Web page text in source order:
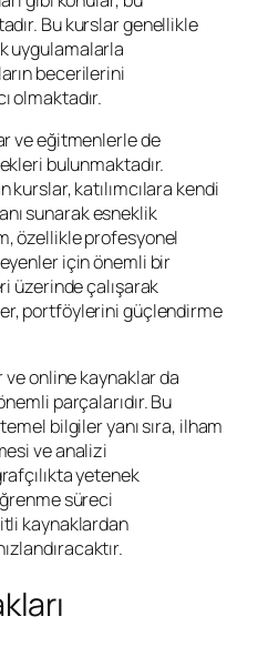
Bu kurslar genellikle
uygulamalarla
becerilerini
olmaktadır.
ve eğitmenlerle de
bulunmaktadır.
kurslar, katılımcılara kendi
sunarak esneklik
özellikle profesyonel
için önemli bir
üzerinde çalışarak
portföylerini güçlendirme
online kaynaklar da
parçalarıdır. Bu
bilgiler yanı sıra, ilham
ve analizi
yetenek
süreci
kaynaklardan